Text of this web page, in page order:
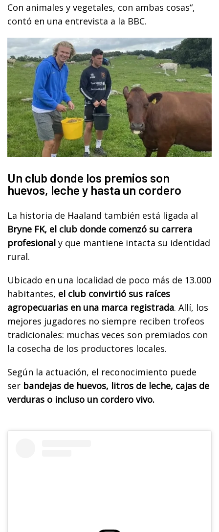
Con animales y vegetales, con ambas cosas“,
contó en una entrevista a la BBC.
Un club donde los premios son
huevos, leche y hasta un cordero
La historia de Haaland también está ligada al
Bryne FK, el club donde comenzó su carrera
profesional y que mantiene intacta su identidad
rural.
Ubicado en una localidad de poco más de 13.000
habitantes, el club convirtió sus raíces
agropecuarias en una marca registrada. Allí, los
mejores jugadores no siempre reciben trofeos
tradicionales: muchas veces son premiados con
la cosecha de los productores locales.
Según la actuación, el reconocimiento puede
ser bandejas de huevos, litros de leche, cajas de
verduras o incluso un cordero vivo.